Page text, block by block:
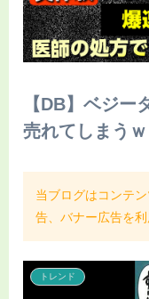
【DB】ベジー
売れてしまう
当ブログはコンテ
告、バナー広告を利
トレンド